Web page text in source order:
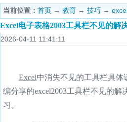
当前位置： 首页 → 教育 → 技巧 →
Excel电子表格2003工具栏不见的解
2026-04-11 11:41:11
Excel中消失不见的工具栏具体
编分享的excel2003工具栏不见的解
习。